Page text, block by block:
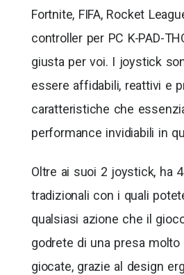
Fortnite, FIFA, Rocket
controller per PC K-PAD-
giusta per voi. I joystick
essere affidabili, reattivi e
caratteristiche che
performance invidiabili in
Oltre ai suoi 2 joystick, ha
tradizionali con i quali
qualsiasi azione che il
godrete di una presa
giocate, grazie al design